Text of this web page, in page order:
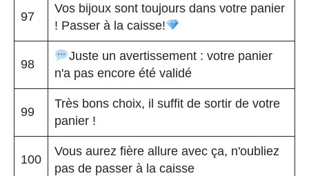
97
Vos bijoux sont toujours dans votre panier
! Passer à la caisse!
98
Juste un avertissement : votre panier
n'a pas encore été validé
99
Très bons choix, il suffit de sortir de votre
panier !
100
Vous aurez fière allure avec ça, n'oubliez
pas de passer à la caisse